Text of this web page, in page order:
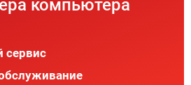
компьютера
сервис